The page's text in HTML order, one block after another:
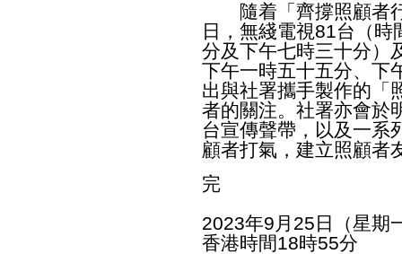
隨着「齊撐照顧者行
日，無綫電視81台（
分及下午七時三十分）
下午一時五十五分、下
出與社署攜手製作的「
者的關注。社署亦會於
台宣傳聲帶，以及一系
顧者打氣，建立照顧者
完
2023年9月25日（星期
香港時間18時55分